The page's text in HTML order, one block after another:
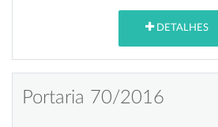
DETALHES
Portaria 70/2016